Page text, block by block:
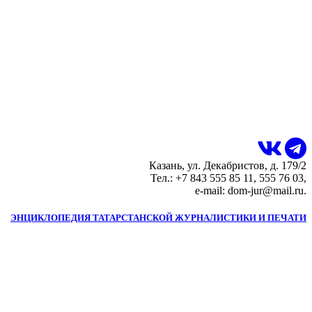
Казань, ул. Декабристов, д. 179/2
Тел.: +7 843 555 85 11, 555 76 03,
e-mail: dom-jur@mail.ru.
ЭНЦИКЛОПЕДИЯ ТАТАРСТАНСКОЙ ЖУРНАЛИСТИКИ И ПЕЧАТИ